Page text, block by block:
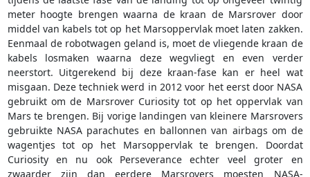
meter hoogte brengen waarna de kraan de Marsrover door
middel van kabels tot op het Marsoppervlak moet laten zakken.
Eenmaal de robotwagen geland is, moet de vliegende kraan de
kabels losmaken waarna deze wegvliegt en even verder
neerstort. Uitgerekend bij deze kraan-fase kan er heel wat
misgaan. Deze techniek werd in 2012 voor het eerst door NASA
gebruikt om de Marsrover Curiosity tot op het oppervlak van
Mars te brengen. Bij vorige landingen van kleinere Marsrovers
gebruikte NASA parachutes en ballonnen van airbags om de
wagentjes tot op het Marsoppervlak te brengen. Doordat
Curiosity en nu ook Perseverance echter veel groter en
zwaarder zijn dan eerdere Marsrovers moesten NASA-